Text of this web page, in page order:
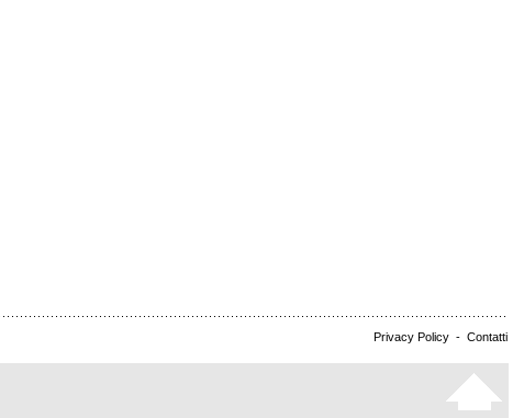
Privacy Policy - Contatti